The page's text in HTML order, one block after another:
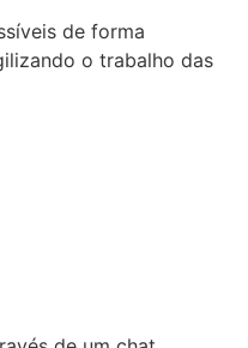
de forma
o trabalho das